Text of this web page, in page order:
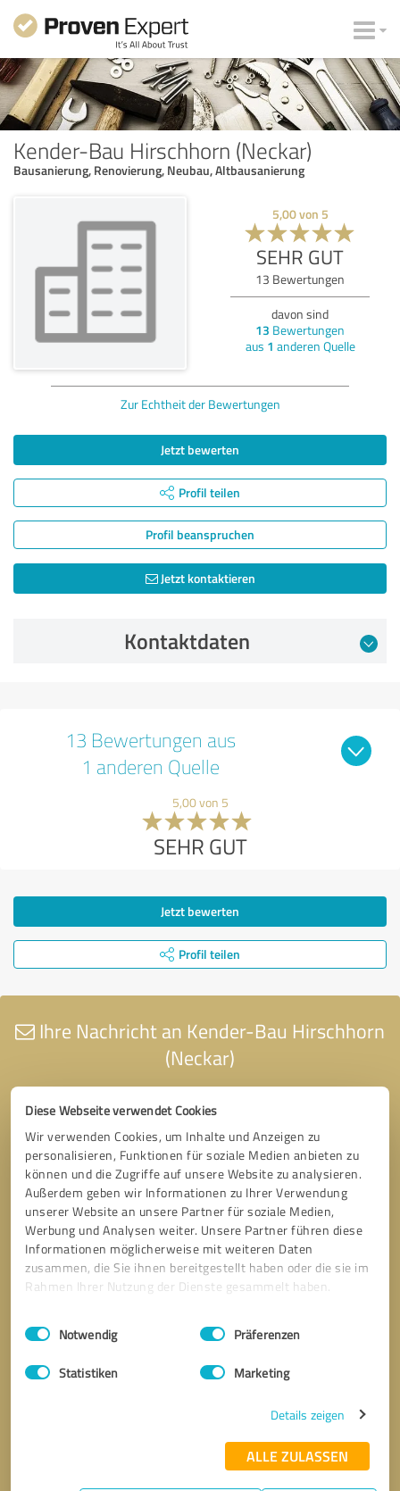
Diese Webseite verwendet Cookies
Wir verwenden Cookies, um Inhalte und Anzeigen zu
personalisieren, Funktionen für soziale Medien anbieten zu
können und die Zugriffe auf unsere Website zu analysieren.
Außerdem geben wir Informationen zu Ihrer Verwendung
unserer Website an unsere Partner für soziale Medien,
Werbung und Analysen weiter. Unsere Partner führen diese
Informationen möglicherweise mit weiteren Daten
zusammen, die Sie ihnen bereitgestellt haben oder die sie im
Rahmen Ihrer Nutzung der Dienste gesammelt haben.
Impressum Datenschutzbestimmungen
Einwilligungsauswahl
Notwendig Präferenzen
Statistiken Marketing
Details zeigen
ALLE ZULASSEN
Kender-Bau Hirschhorn (Neckar)
Bausanierung, Renovierung, Neubau, Altbausanierung
5,00von 5
SEHR GUT
13 Bewertungen
davon sind
13 Bewertungen
aus 1 anderen Quelle
Zur Echtheit der Bewertungen
Jetzt bewerten
Profil teilen
Profil beanspruchen
Jetzt kontaktieren
Kontaktdaten
13 Bewertungen aus
1 anderen Quelle
5,00 von 5
SEHR GUT
Jetzt bewerten
Profil teilen
Ihre Nachricht an Kender-Bau Hirschhorn
(Neckar)
* Erforderliche Angaben